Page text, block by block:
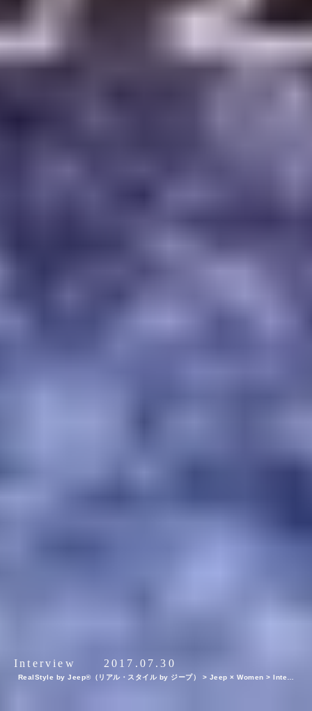
Interview 2017.07.30
RealStyle by Jeep®（リアル・スタイル by ジープ） > Jeep × Women >Intervi